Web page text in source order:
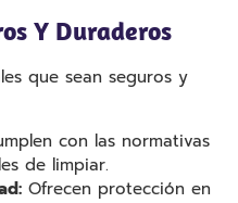
Y Duraderos
que sean seguros y
con las normativas
de limpiar.
Ofrecen protección en